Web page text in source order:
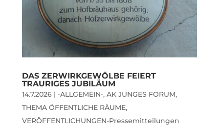
DAS ZERWIRKGEWÖLBE FEIERT
TRAURIGES JUBILÄUM
14.7.2026| -ALLGEMEIN-, AK JUNGES FORUM,
THEMA ÖFFENTLICHE RÄUME,
VERÖFFENTLICHUNGEN-Pressemitteilungen